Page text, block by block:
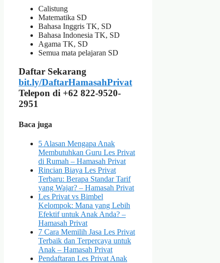
Calistung
Matematika SD
Bahasa Inggris TK, SD
Bahasa Indonesia TK, SD
Agama TK, SD
Semua mata pelajaran SD
Daftar Sekarang
bit.ly/DaftarHamasahPrivat
Telepon di +62 822-9520-
2951
Baca juga
5 Alasan Mengapa Anak
Membutuhkan Guru Les Privat
di Rumah – Hamasah Privat
Rincian Biaya Les Privat
Terbaru: Berapa Standar Tarif
yang Wajar? – Hamasah Privat
Les Privat vs Bimbel
Kelompok: Mana yang Lebih
Efektif untuk Anak Anda? –
Hamasah Privat
7 Cara Memilih Jasa Les Privat
Terbaik dan Terpercaya untuk
Anak – Hamasah Privat
Pendaftaran Les Privat Anak